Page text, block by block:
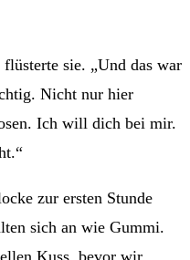
sie. „Und das war
Nicht nur hier
Ich will dich bei mir.
zur ersten Stunde
sich an wie Gummi.
Kuss, bevor wir